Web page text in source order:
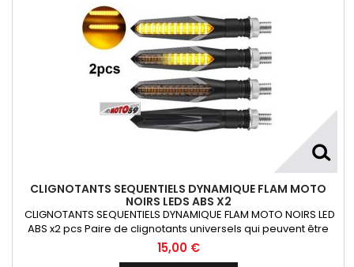
CLIGNOTANTS SEQUENTIELS DYNAMIQUE FLAM MOTO
NOIRS LEDS ABS X2
CLIGNOTANTS SEQUENTIELS DYNAMIQUE FLAM MOTO NOIRS LED
ABS x2 pcs Paire de clignotants universels qui peuvent être
adaptables sur toutes motos ou scooters
15,00 €